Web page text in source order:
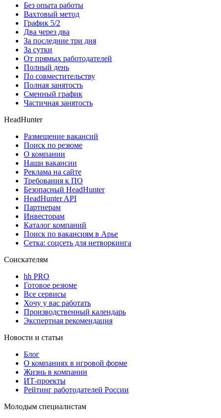
Без опыта работы
Вахтовый метод
График 5/2
Два через два
За последние три дня
За сутки
От прямых работодателей
Полный день
По совместительству
Полная занятость
Сменный график
Частичная занятость
HeadHunter
Размещение вакансий
Поиск по резюме
О компании
Наши вакансии
Реклама на сайте
Требования к ПО
Безопасный HeadHunter
HeadHunter API
Партнерам
Инвесторам
Каталог компаний
Поиск по вакансиям в Арье
Сетка: соцсеть для нетворкинга
Соискателям
hh PRO
Готовое резюме
Все сервисы
Хочу у вас работать
Производственный календарь
Экспертная рекомендация
Новости и статьи
Блог
О компаниях в игровой форме
Жизнь в компании
ИТ-проекты
Рейтинг работодателей России
Молодым специалистам